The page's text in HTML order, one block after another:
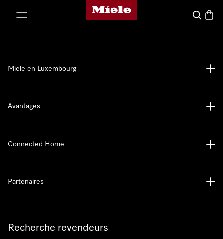
Page d'accueil de Miele
Panier
Recherche revendeurs
Miele en Luxembourg
Avantages
Connected Home
Partenaires